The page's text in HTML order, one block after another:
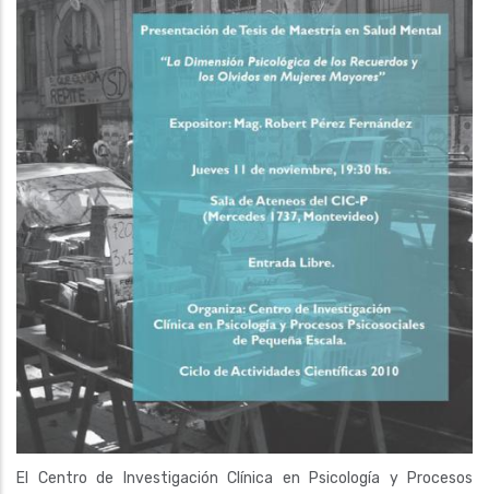
El Centro de Investigación Clínica en Psicología y Procesos